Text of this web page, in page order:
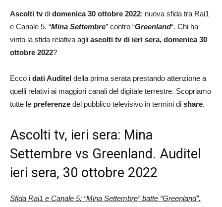
Ascolti tvdi domenica 30 ottobre 2022: nuova sfida tra Rai1
e Canale 5. “Mina Settembre” contro “Greenland“. Chi ha
vinto la sfida relativa agli ascolti tv di ieri sera, domenica 30
ottobre 2022?
Ecco i dati Auditel della prima serata prestando attenzione a
quelli relativi ai maggiori canali del digitale terrestre. Scopriamo
tutte le preferenze del pubblico televisivo in termini di share.
Ascolti tv, ieri sera: Mina
Settembre vs Greenland. Auditel
ieri sera, 30 ottobre 2022
Sfida Rai1 e Canale 5: “Mina Settembre” batte “Greenland”.